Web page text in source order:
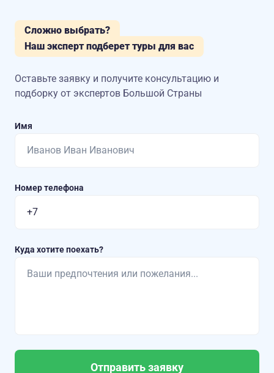
Сложно выбрать?
Наш эксперт подберет туры для вас
Оставьте заявку и получите консультацию и
подборку от экспертов Большой Страны
Имя
Номер телефона
Куда хотите поехать?
Отправить заявку